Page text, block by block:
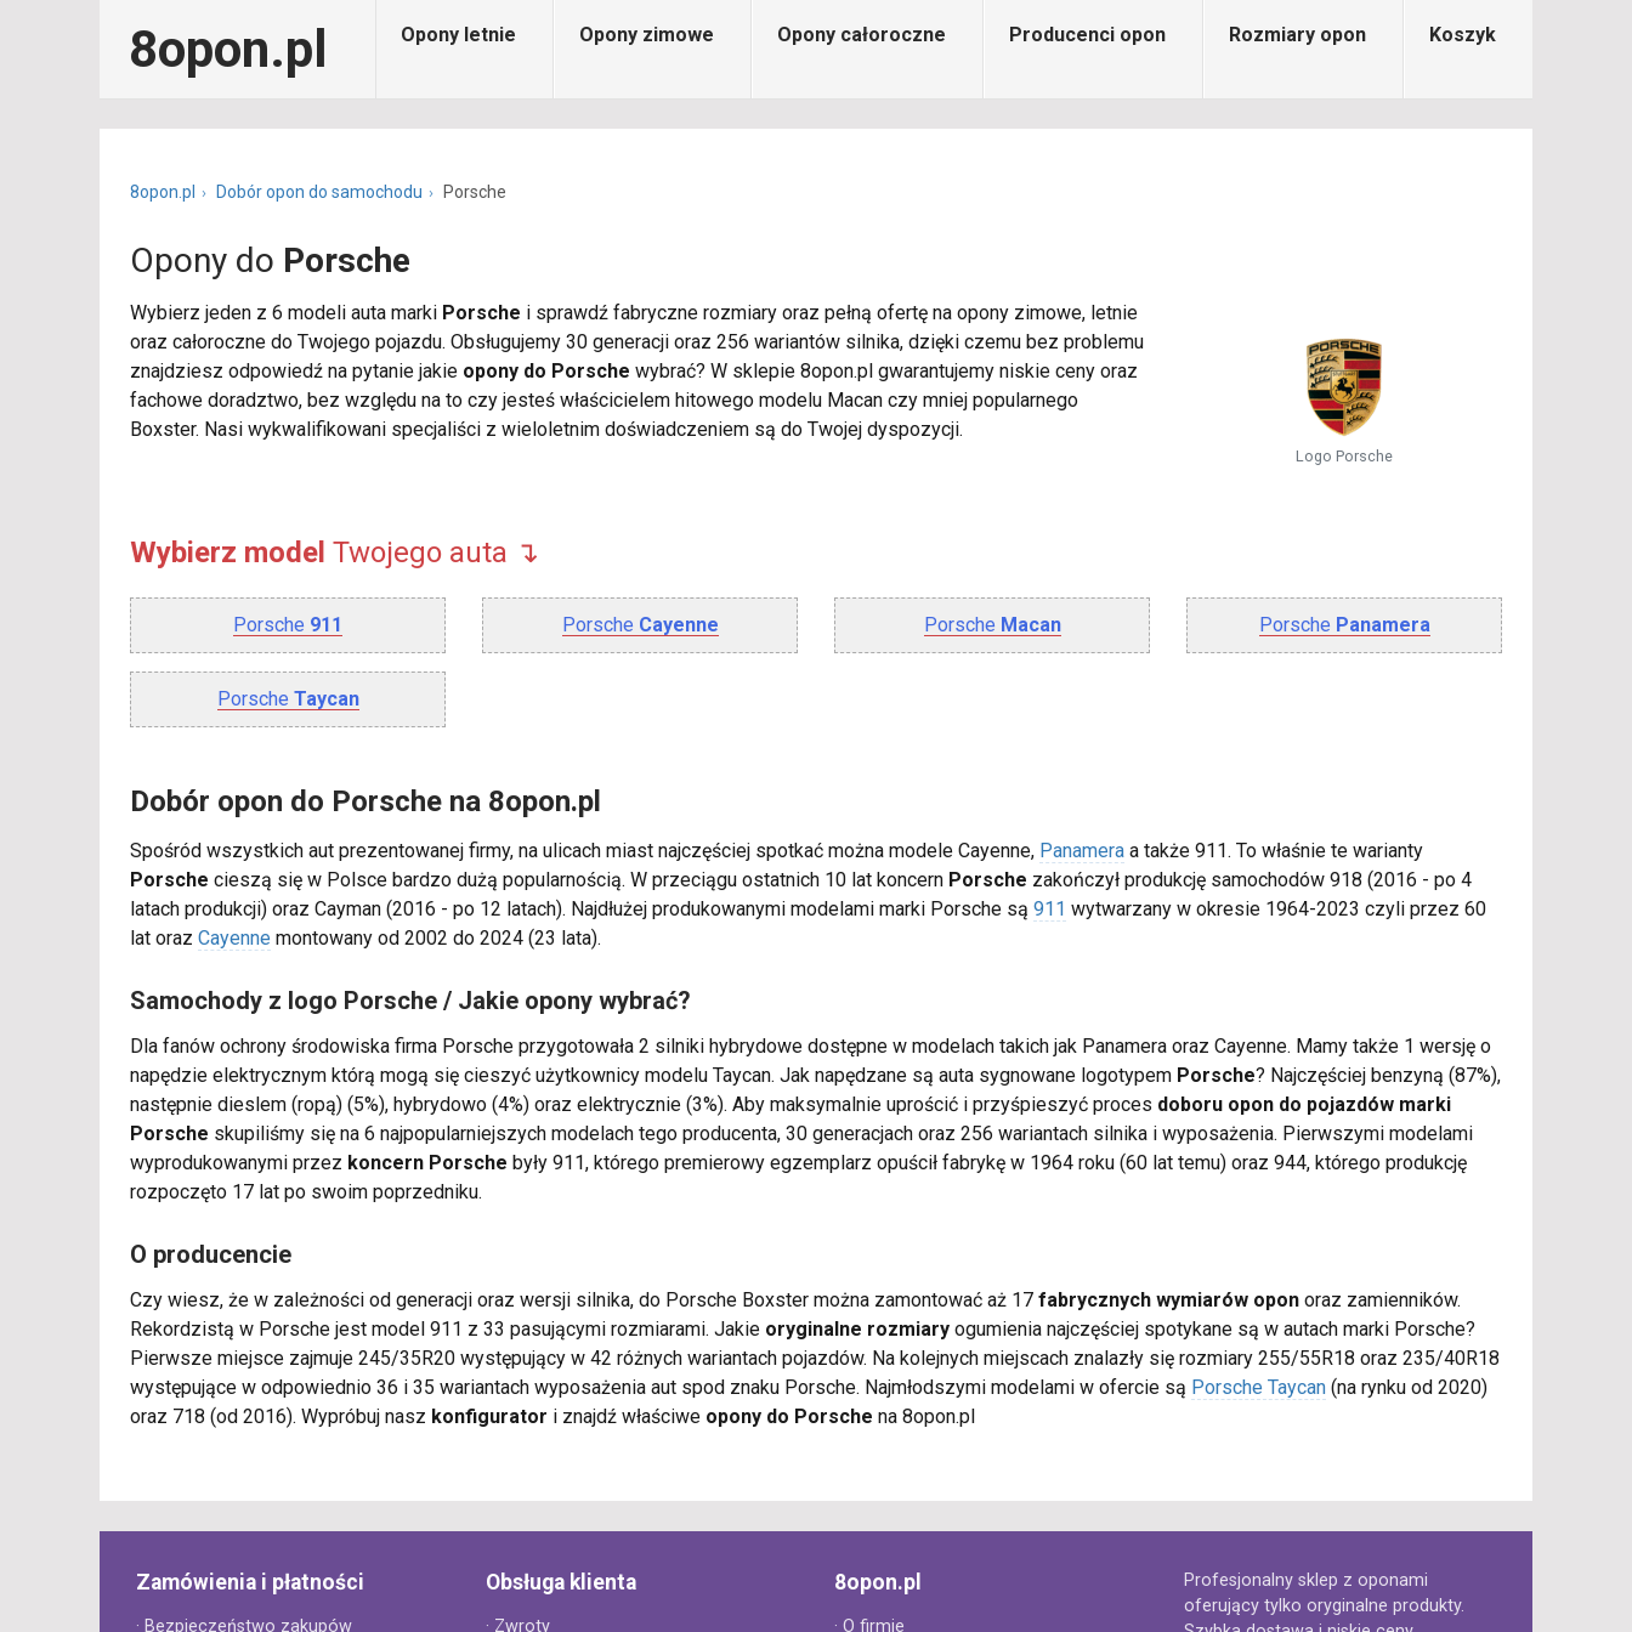
8opon.pl Opony letnie Opony zimowe Opony całoroczne Producenci opon Rozmiary opon Koszyk
8opon.pl Dobór opon do samochodu Porsche
Opony do Porsche
Logo Porsche
Wybierz jeden z 6 modeli auta marki Porsche i sprawdź fabryczne rozmiary oraz pełną ofertę na opony zimowe, letnie
oraz całoroczne do Twojego pojazdu. Obsługujemy 30 generacji oraz 256 wariantów silnika, dzięki czemu bez problemu
znajdziesz odpowiedź na pytanie jakie opony do Porsche wybrać? W sklepie 8opon.pl gwarantujemy niskie ceny oraz
fachowe doradztwo, bez względu na to czy jesteś właścicielem hitowego modelu Macan czy mniej popularnego
Boxster. Nasi wykwalifikowani specjaliści z wieloletnim doświadczeniem są do Twojej dyspozycji.
Wybierz model Twojego auta ↴
Porsche 911 Porsche Cayenne Porsche Macan Porsche Panamera
Porsche Taycan
Dobór opon do Porsche na 8opon.pl
Spośród wszystkich aut prezentowanej firmy, na ulicach miast najczęściej spotkać można modele Cayenne, Panamera a także 911. To właśnie te warianty
Porsche cieszą się w Polsce bardzo dużą popularnością. W przeciągu ostatnich 10 lat koncern Porsche zakończył produkcję samochodów 918 (2016 - po 4
latach produkcji) oraz Cayman (2016 - po 12 latach). Najdłużej produkowanymi modelami marki Porsche są 911 wytwarzany w okresie 1964-2023 czyli przez 60
lat oraz Cayenne montowany od 2002 do 2024 (23 lata).
Samochody z logo Porsche / Jakie opony wybrać?
Dla fanów ochrony środowiska firma Porsche przygotowała 2 silniki hybrydowe dostępne w modelach takich jak Panamera oraz Cayenne. Mamy także 1 wersję o
napędzie elektrycznym którą mogą się cieszyć użytkownicy modelu Taycan. Jak napędzane są auta sygnowane logotypem Porsche? Najczęściej benzyną (87%),
następnie dieslem (ropą) (5%), hybrydowo (4%) oraz elektrycznie (3%). Aby maksymalnie uprościć i przyśpieszyć proces doboru opon do pojazdów marki
Porsche skupiliśmy się na 6 najpopularniejszych modelach tego producenta, 30 generacjach oraz 256 wariantach silnika i wyposażenia. Pierwszymi modelami
wyprodukowanymi przez koncern Porsche były 911, którego premierowy egzemplarz opuścił fabrykę w 1964 roku (60 lat temu) oraz 944, którego produkcję
rozpoczęto 17 lat po swoim poprzedniku.
O producencie
Czy wiesz, że w zależności od generacji oraz wersji silnika, do Porsche Boxster można zamontować aż 17 fabrycznych wymiarów opon oraz zamienników.
Rekordzistą w Porsche jest model 911 z 33 pasującymi rozmiarami. Jakie oryginalne rozmiary ogumienia najczęściej spotykane są w autach marki Porsche?
Pierwsze miejsce zajmuje 245/35R20 występujący w 42 różnych wariantach pojazdów. Na kolejnych miejscach znalazły się rozmiary 255/55R18 oraz 235/40R18
występujące w odpowiednio 36 i 35 wariantach wyposażenia aut spod znaku Porsche. Najmłodszymi modelami w ofercie są Porsche Taycan (na rynku od 2020)
oraz 718 (od 2016). Wypróbuj nasz konfigurator i znajdź właściwe opony do Porsche na 8opon.pl
Zamówienia i płatności
· Bezpieczeństwo zakupów
Obsługa klienta
· Zwroty
8opon.pl
· O firmie
Profesjonalny sklep z oponami
oferujący tylko oryginalne produkty.